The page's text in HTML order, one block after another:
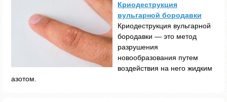
Криодеструкция
вульгарной бородавки
Криодеструкция вульгарной
бородавки — это метод
разрушения
новообразования путем
воздействия на него жидким
азотом.